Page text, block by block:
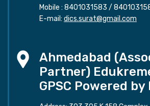
Mobile : 8401031583 /
E-mail: dics.surat@gmail.com
Ahmedabad
Partner)
GPSC Powered by